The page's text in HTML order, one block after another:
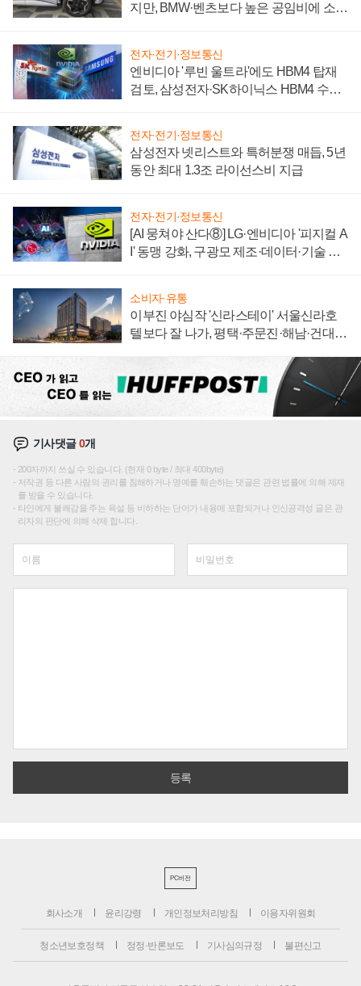
지만, BMW·벤츠보다 높은 공임비에 소비
전자·전기·정보통신
엔비디아 '루빈 울트라'에도 HBM4 탑재
검토, 삼성전자·SK하이닉스 HBM4 수율
전자·전기·정보통신
삼성전자 넷리스트와 특허분쟁 매듭, 5년
동안 최대 1.3조 라이선스비 지급
전자·전기·정보통신
[AI 뭉쳐야 산다⑧] LG·엔비디아 '피지컬 A
I' 동맹 강화, 구광모 제조·데이터·기술 결
소비자·유통
이부진 야심작 '신라스테이' 서울신라호
텔보다 잘 나가, 평택·주문진·해남·건대로
기사댓글0개
200자까지 쓰실 수 있습니다. (현재 0 byte / 최대 400byte)
저작권 등 다른 사람의 권리를 침해하거나 명예를 훼손하는 댓글은 관련 법률에 의해 제재
를 받을 수 있습니다.
타인에게 불쾌감을 주는 욕설 등 비하하는 단어가 내용에 포함되거나 인신공격성 글은 관
리자의 판단에 의해 삭제 합니다.
PC버전
회사소개 윤리강령 개인정보처리방침 이용자위원회
청소년보호정책 정정·반론보도 기사심의규정 불편신고